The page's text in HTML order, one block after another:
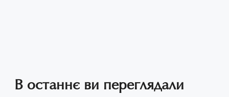
В останнє ви переглядали